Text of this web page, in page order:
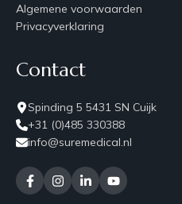
Algemene voorwaarden
Privacyverklaring
Contact
Spinding 5 5431 SN Cuijk
+31 (0)485 330388
info@suremedical.nl